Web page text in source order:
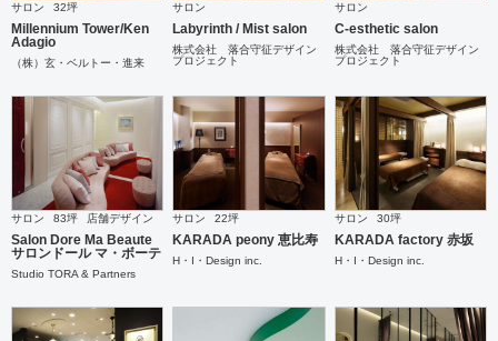
サロン 32坪
Millennium Tower/Ken
Adagio
（株）玄・ベルトー・進来
サロン
Labyrinth / Mist salon
株式会社 落合守征デザイン
プロジェクト
サロン
C-esthetic salon
株式会社 落合守征デザイン
プロジェクト
サロン 83坪 店舗デザイン
Salon Dore Ma Beaute
サロンドール マ・ボーテ
Studio TORA & Partners
サロン 22坪
KARADA peony 恵比寿
H・I・Design inc.
サロン 30坪
KARADA factory 赤坂
H・I・Design inc.